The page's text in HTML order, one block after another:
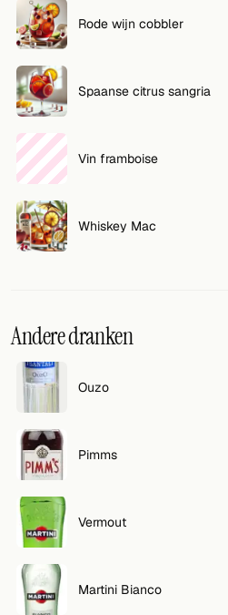
Rode wijn cobbler
Spaanse citrus sangria
Vin framboise
Whiskey Mac
Andere dranken
Ouzo
Pimms
Vermout
Martini Bianco